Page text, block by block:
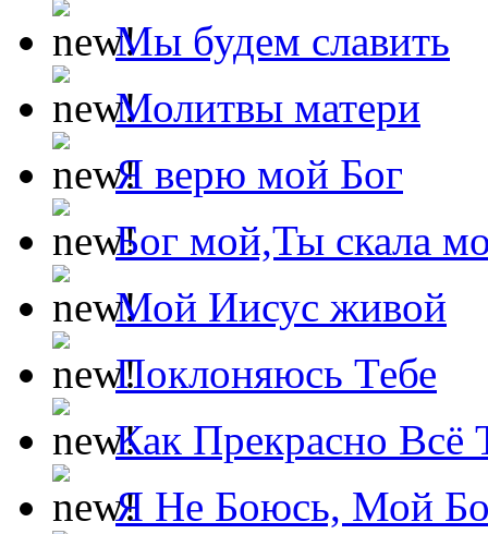
Мы будем славить
Молитвы матери
Я верю мой Бог
Бог мой,Ты скала
Мой Иисус живой
Поклоняюсь Тебе
Как Прекрасно Всё
Я Не Боюсь, Мой